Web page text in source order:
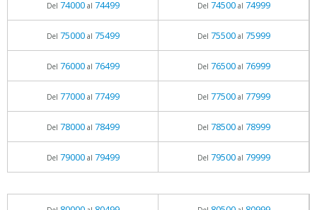
Del 74000al 74499 Del 74500al 74999
Del 75000al 75499 Del 75500al 75999
Del 76000al 76499 Del 76500al 76999
Del 77000al 77499 Del 77500al 77999
Del 78000al 78499 Del 78500al 78999
Del 79000al 79499 Del 79500al 79999